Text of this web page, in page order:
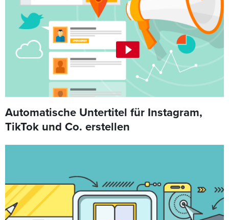
Automatische Untertitel für Instagram,
TikTok und Co. erstellen